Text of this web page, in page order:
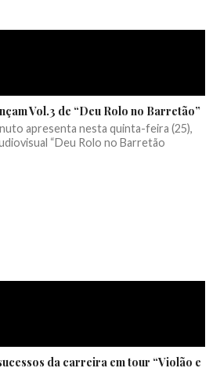
Vol.3 de “Deu Rolo no Barretão”
apresenta nesta quinta-feira (25),
“Deu Rolo no Barretão
da carreira em tour “Violão e